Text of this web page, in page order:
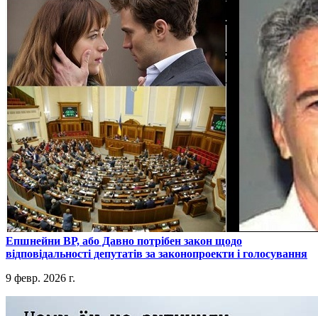
​Епшнейни ВР, або Давно потрібен закон щодо
відповідальності депутатів за законопроекти і голосування
9 февр. 2026 г.